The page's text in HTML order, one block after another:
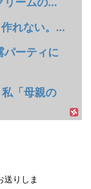
れない。...
パーティに
「母親の
送りしま